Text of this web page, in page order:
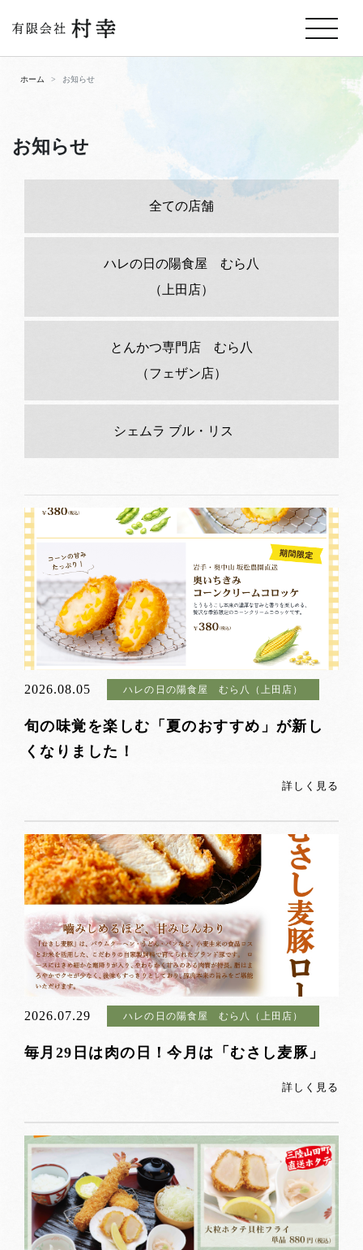
ホーム お知らせ
お知らせ
全ての店舗
ハレの日の陽食屋 むら八
（上田店）
とんかつ専門店 むら八
（フェザン店）
シェムラ ブル・リス
2026.08.05 ハレの日の陽食屋 むら八（上田店）
旬の味覚を楽しむ「夏のおすすめ」が新し
くなりました！
詳しく見る
2026.07.29 ハレの日の陽食屋 むら八（上田店）
毎月29日は肉の日！今月は「むさし麦豚」
詳しく見る